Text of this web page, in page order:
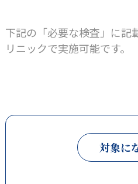
下記の「必要な検査」に記
リニックで実施可能です。
対象に